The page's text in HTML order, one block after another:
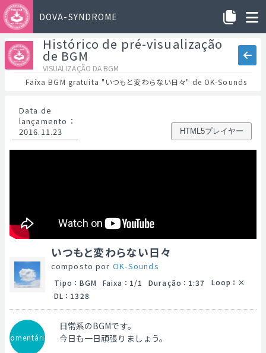
DOVA-SYNDROME
Histórico de pré-visualização
de BGM
VISUALIZAÇÃO DA BGM
Faixa BGM gratuita "いつもと変わらない日々" de OK-Sounds
Data de
lançamento ：
2016.11.23
HTML5プレイヤー
いつもと変わらない日々
composto por OK-Sounds
Tipo ： BGM Faixa ： 1/1 Duração ： 1:37 Loop ：
DL ： 1328
Comentário
日常系のBGMです。
今日も一日頑張りましょう。